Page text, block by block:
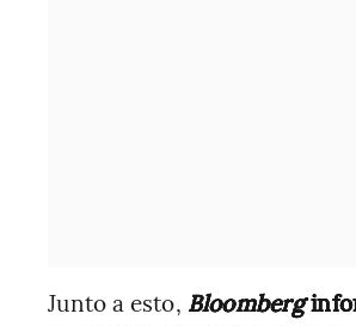
Junto a esto, Bloomberg